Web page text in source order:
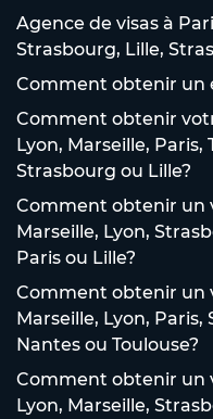
Agence de visas à
Strasbourg, Lille,
Comment obtenir un
Comment obtenir
Lyon, Marseille, Paris,
Strasbourg ou Lille?
Comment obtenir un
Marseille, Lyon,
Paris ou Lille?
Comment obtenir un
Marseille, Lyon,
Nantes ou Toulouse?
Comment obtenir un
Lyon, Marseille,